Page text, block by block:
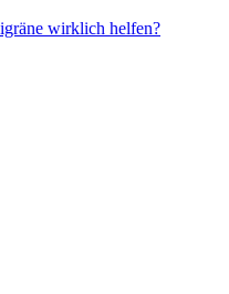
wirklich helfen?